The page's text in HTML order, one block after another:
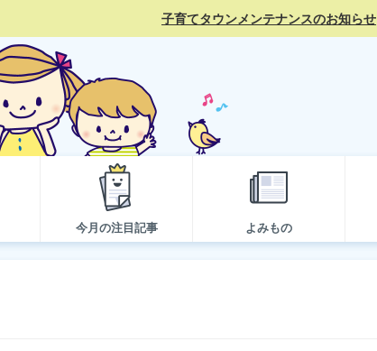
子育てタウンメンテナンスのお知らせ
今月の注目記事 よみもの